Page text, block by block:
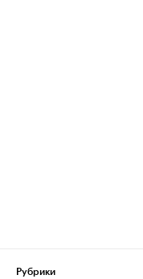
Рубрики